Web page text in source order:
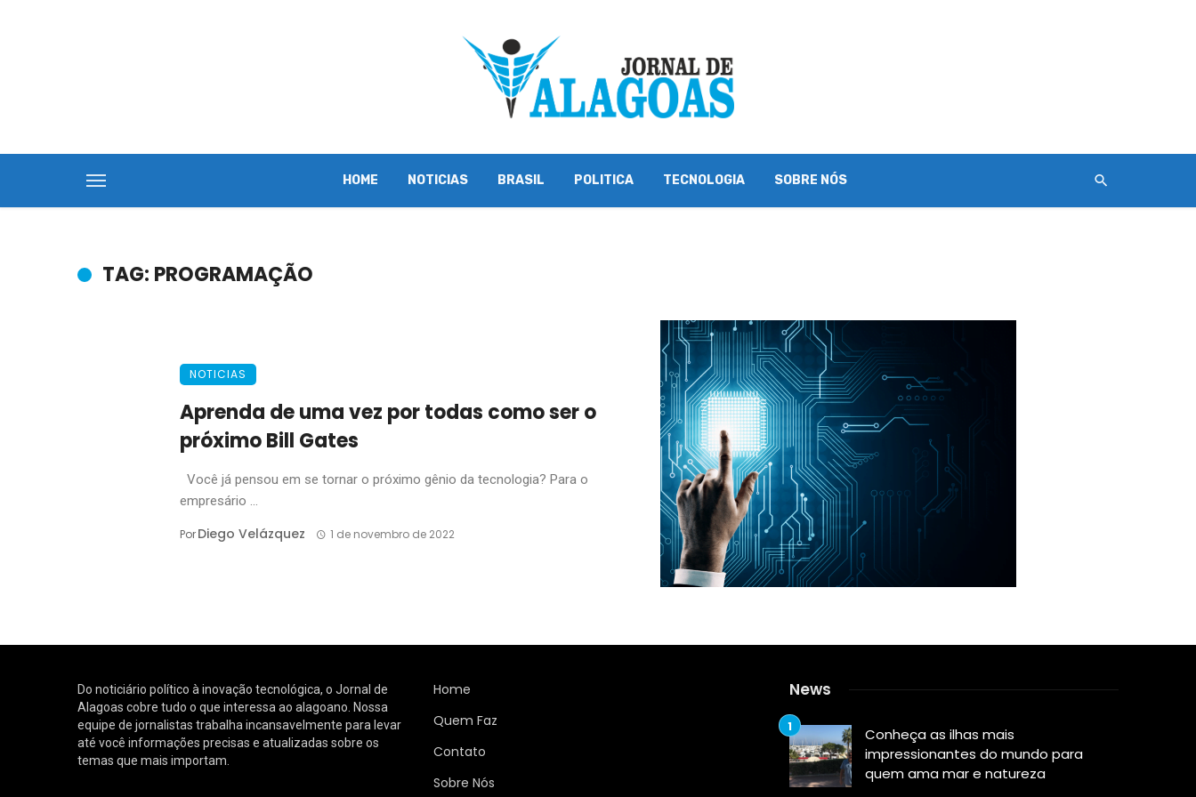
HOME NOTICIAS BRASIL POLITICA TECNOLOGIA SOBRE NÓS
TAG: PROGRAMAÇÃO
NOTICIAS
Aprenda de uma vez por todas como ser o
próximo Bill Gates
Você já pensou em se tornar o próximo gênio da tecnologia? Para o
empresário ...
PorDiego Velázquez 1 de novembro de 2022
Do noticiário político à inovação tecnológica, o Jornal de
Alagoas cobre tudo o que interessa ao alagoano. Nossa
equipe de jornalistas trabalha incansavelmente para levar
até você informações precisas e atualizadas sobre os
temas que mais importam.
Home
Quem Faz
Contato
Sobre Nós
News
Conheça as ilhas mais
impressionantes do mundo para
quem ama mar e natureza